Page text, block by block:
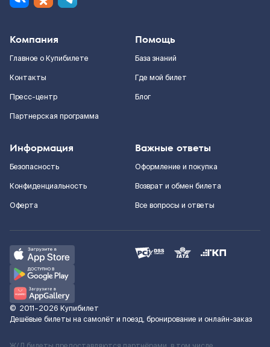
Компания
Главное о Купибилете
Контакты
Пресс-центр
Партнерская программа
Помощь
База знаний
Где мой билет
Блог
Информация
Безопасность
Конфиденциальность
Оферта
Важные ответы
Оформление и покупка
Возврат и обмен билета
Все вопросы и ответы
© 2011–2026 Купибилет
Дешёвые билеты на самолёт и поезд, бронирование и онлайн-заказ